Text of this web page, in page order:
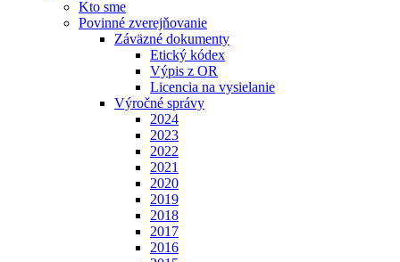
Kto sme
Povinné zverejňovanie
Záväzné dokumenty
Etický kódex
Výpis z OR
Licencia na vysielanie
Výročné správy
2024
2023
2022
2021
2020
2019
2018
2017
2016